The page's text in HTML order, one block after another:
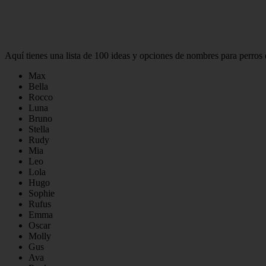
Aquí tienes una lista de 100 ideas y opciones de nombres para perros
Max
Bella
Rocco
Luna
Bruno
Stella
Rudy
Mia
Leo
Lola
Hugo
Sophie
Rufus
Emma
Oscar
Molly
Gus
Ava